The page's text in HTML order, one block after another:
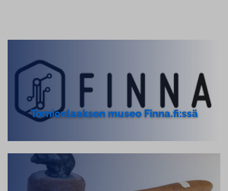
Tor­nion­laak­son museo Finna.fi:ssä